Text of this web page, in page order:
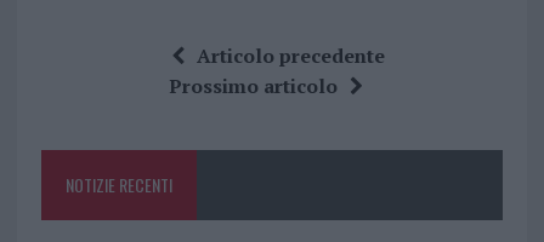
o
k
te
re
at
s
p
a
re
Articolo precedente
Prossimo articolo
NOTIZIE RECENTI